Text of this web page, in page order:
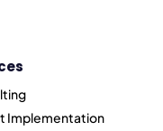
Implementation